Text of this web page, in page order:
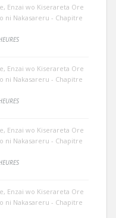
Enzai wo Kiserareta Ore
ni Nakasareru - Chapitre
Enzai wo Kiserareta Ore
ni Nakasareru - Chapitre
Enzai wo Kiserareta Ore
ni Nakasareru - Chapitre
Enzai wo Kiserareta Ore
ni Nakasareru - Chapitre